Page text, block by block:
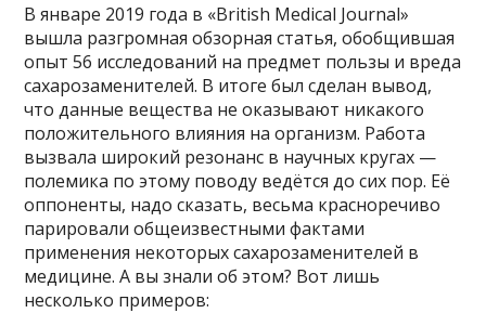
В январе 2019 года в «British Medical Journal»
вышла разгромная обзорная статья, обобщившая
опыт 56 исследований на предмет пользы и вреда
сахарозаменителей. В итоге был сделан вывод,
что данные вещества не оказывают никакого
положительного влияния на организм. Работа
вызвала широкий резонанс в научных кругах —
полемика по этому поводу ведётся до сих пор. Её
оппоненты, надо сказать, весьма красноречиво
парировали общеизвестными фактами
применения некоторых сахарозаменителей в
медицине. А вы знали об этом? Вот лишь
несколько примеров: